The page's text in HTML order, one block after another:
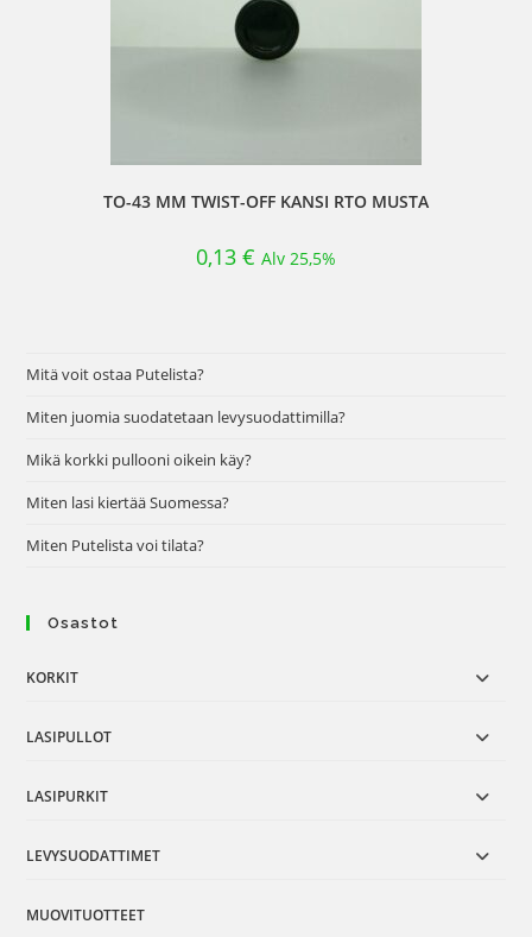
TO-43 MM TWIST-OFF KANSI RTO MUSTA
0,13 € Alv 25,5%
Mitä voit ostaa Putelista?
Miten juomia suodatetaan levysuodattimilla?
Mikä korkki pullooni oikein käy?
Miten lasi kiertää Suomessa?
Miten Putelista voi tilata?
Osastot
KORKIT
LASIPULLOT
LASIPURKIT
LEVYSUODATTIMET
MUOVITUOTTEET